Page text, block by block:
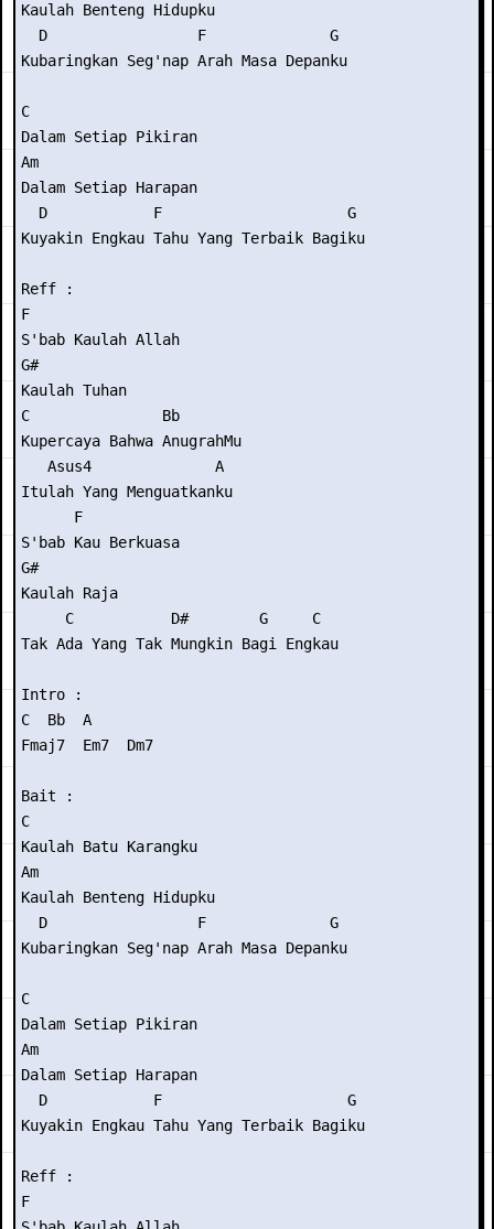
Kaulah Benteng Hidupku
  D                 F              G
Kubaringkan Seg'nap Arah Masa Depanku
C
Dalam Setiap Pikiran
Am
Dalam Setiap Harapan
  D            F                     G
Kuyakin Engkau Tahu Yang Terbaik Bagiku
Reff :
F
S'bab Kaulah Allah
G#
Kaulah Tuhan
C               Bb
Kupercaya Bahwa AnugrahMu
   Asus4              A
Itulah Yang Menguatkanku
      F
S'bab Kau Berkuasa
G#
Kaulah Raja
     C           D#        G     C
Tak Ada Yang Tak Mungkin Bagi Engkau
Intro :
C  Bb  A
Fmaj7  Em7  Dm7
Bait :
C
Kaulah Batu Karangku
Am
Kaulah Benteng Hidupku
  D                 F              G
Kubaringkan Seg'nap Arah Masa Depanku
C
Dalam Setiap Pikiran
Am
Dalam Setiap Harapan
  D            F                     G
Kuyakin Engkau Tahu Yang Terbaik Bagiku
Reff :
F